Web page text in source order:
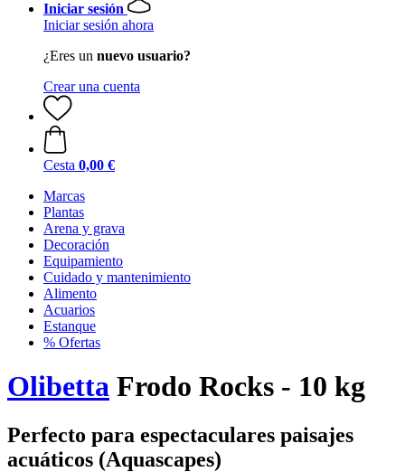
Iniciar sesión
Iniciar sesión ahora
¿Eres un nuevo usuario?
Crear una cuenta
Cesta 0,00 €
Marcas
Plantas
Arena y grava
Decoración
Equipamiento
Cuidado y mantenimiento
Alimento
Acuarios
Estanque
% Ofertas
Olibetta Frodo Rocks - 10 kg
Perfecto para espectaculares paisajes
acuáticos (Aquascapes)